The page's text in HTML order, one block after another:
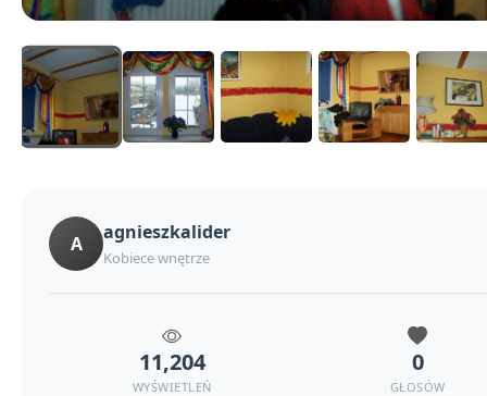
A agnieszkalider
Kobiece wnętrze
11,204
WYŚWIETLEŃ
0
GŁOSÓW